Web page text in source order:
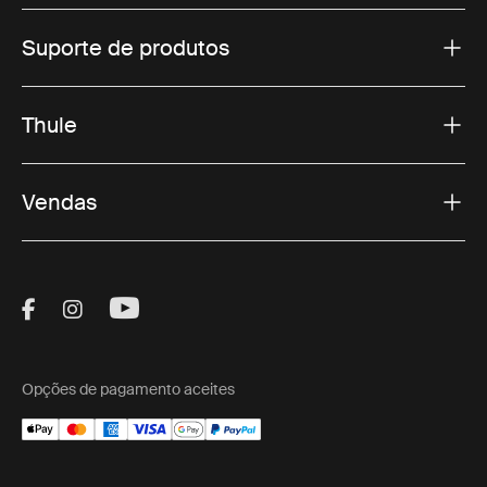
Suporte de produtos
Thule
Vendas
Visit Thule on Facebook (external link)
Visit Thule on Instagram (external link)
Visit Thule on Youtube (external
Opções de pagamento aceites